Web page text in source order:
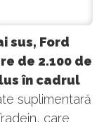
sus, Ford
de 2.100 de
în cadrul
suplimentară
care